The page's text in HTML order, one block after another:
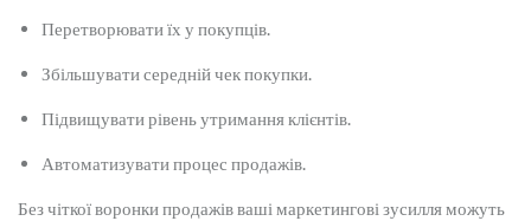
Перетворювати їх у покупців.
Збільшувати середній чек покупки.
Підвищувати рівень утримання клієнтів.
Автоматизувати процес продажів.
Без чіткої воронки продажів ваші маркетингові зусилля можуть